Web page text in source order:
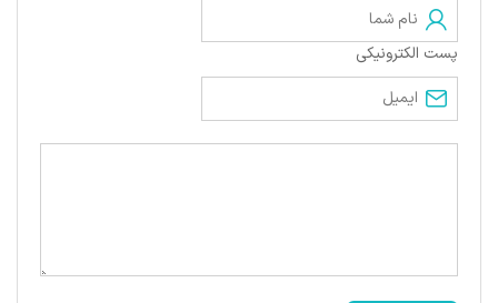
پست الکترونیکی